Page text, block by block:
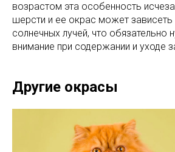
возрастом эта особенность
шерсти и ее окрас может зависеть
солнечных лучей, что обязательно
внимание при содержании и уходе
Другие окрасы